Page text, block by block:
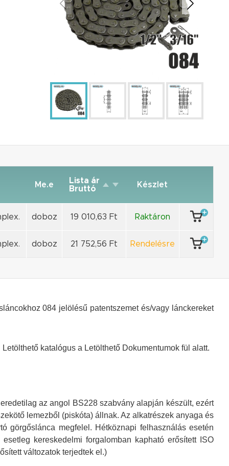
Me.e
Lista ár
Bruttó
Készlet
doboz 19 010,63 Ft Raktáron
doboz 21 752,56 Ft Rendelésre
084 jelölésű patentszemet és/vagy lánckereket
katalógus a Letölthető Dokumentumok fül alatt.
az angol BS228 szabvány alapján készült, ezért
lemezből (piskóta) állnak. Az alkatrészek anyaga és
görgőslánca megfelel. Hétköznapi felhasználás esetén
kereskedelmi forgalomban kapható erősített ISO
változatok terjedtek el.)